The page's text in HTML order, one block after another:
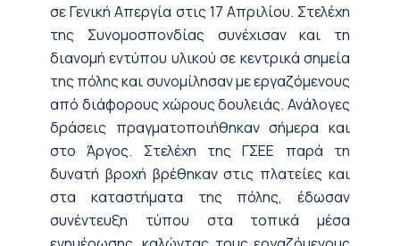
σε Γενική Απεργία στις 17 Απριλίου. Στελέχη
της Συνομοσπονδίας συνέχισαν και τη
διανομή εντύπου υλικού σε κεντρικά σημεία
της πόλης και συνομίλησαν με εργαζόμενους
από διάφορους χώρους δουλειάς. Ανάλογες
δράσεις πραγματοποιήθηκαν σήμερα και
στο Άργος. Στελέχη της ΓΣΕΕ παρά τη
δυνατή βροχή βρέθηκαν στις πλατείες και
στα καταστήματα της πόλης, έδωσαν
συνέντευξη τύπου στα τοπικά μέσα